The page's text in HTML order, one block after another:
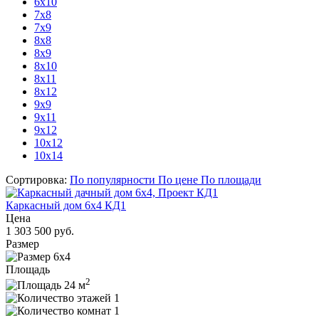
7х8
7x9
8х8
8х9
8х10
8x11
8x12
9х9
9x11
9x12
10x12
10x14
Сортировка: По популярности По цене По площади
Каркасный дом 6x4 КД1
Цена
1 303 500 руб.
Размер
6x4
Площадь
24 м2
1
1